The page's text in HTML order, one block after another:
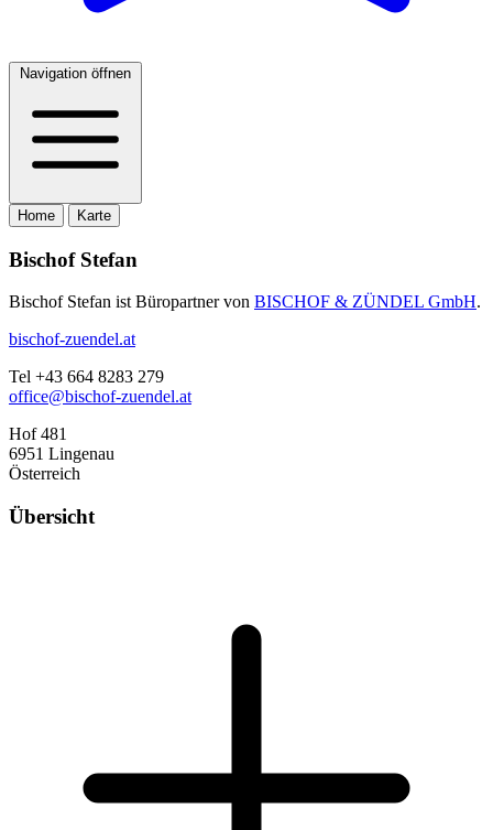
Navigation öffnen
Home Karte
Bischof Stefan
Bischof Stefan ist Büropartner von BISCHOF & ZÜNDEL GmbH.
bischof-zuendel.at
Tel +43 664 8283 279
office@bischof-zuendel.at
Hof 481
6951 Lingenau
Österreich
Übersicht